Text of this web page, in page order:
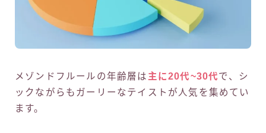
メゾンドフルールの年齢層は 主に20代~30代で、シ
ックながらもガーリーなテイストが人気を集めてい
ます。